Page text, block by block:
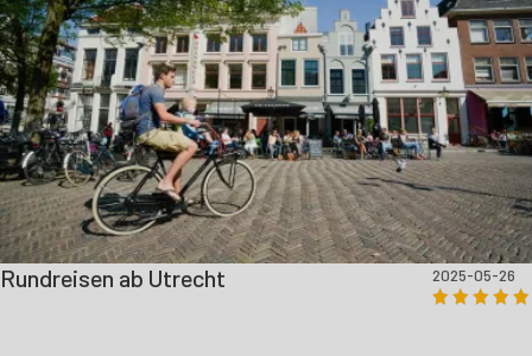
Rundreisen ab Utrecht 2025-05-26